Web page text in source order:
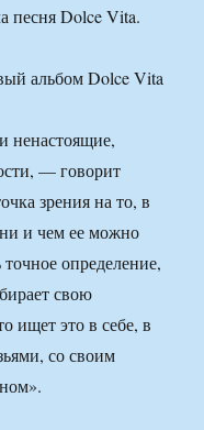
песня Dolce Vita.
ненастоящие,
— говорит
зрения на то, в
и чем ее можно
определение,
свою
ищет это в себе, в
со своим